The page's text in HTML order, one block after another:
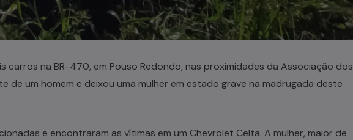
carros na BR-470, em Pouso Redondo, nas proximidades da Associação dos
de um homem e deixou uma mulher em estado grave na madrugada deste
e encontraram as vítimas em um Chevrolet Celta. A mulher, maior de